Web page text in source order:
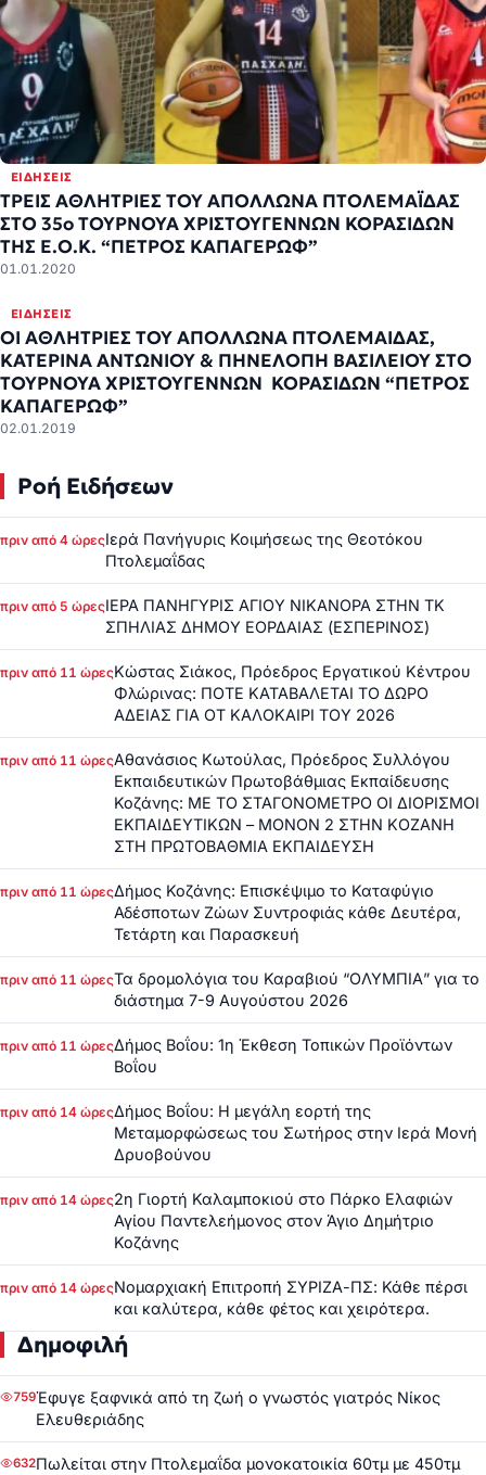
ΕΙΔΉΣΕΙΣ
ΤΡΕΙΣ ΑΘΛΗΤΡΙΕΣ ΤΟΥ ΑΠΟΛΛΩΝΑ ΠΤΟΛΕΜΑΪΔΑΣ
ΣΤΟ 35ο ΤΟΥΡΝΟΥΑ ΧΡΙΣΤΟΥΓΕΝΝΩΝ ΚΟΡΑΣΙΔΩΝ
ΤΗΣ Ε.Ο.Κ. “ΠΕΤΡΟΣ ΚΑΠΑΓΕΡΩΦ”
01.01.2020
ΕΙΔΉΣΕΙΣ
ΟΙ ΑΘΛΗΤΡΙΕΣ ΤΟΥ ΑΠΟΛΛΩΝΑ ΠΤΟΛΕΜΑΙΔΑΣ,
ΚΑΤΕΡΙΝΑ ΑΝΤΩΝΙΟΥ & ΠΗΝΕΛΟΠΗ ΒΑΣΙΛΕΙΟΥ ΣΤΟ
ΤΟΥΡΝΟΥΑ ΧΡΙΣΤΟΥΓΕΝΝΩΝ ΚΟΡΑΣΙΔΩΝ “ΠΕΤΡΟΣ
ΚΑΠΑΓΕΡΩΦ”
02.01.2019
Ροή Ειδήσεων
πριν από 4 ώρεςΙερά Πανήγυρις Κοιμήσεως της Θεοτόκου
Πτολεμαΐδας
πριν από 5 ώρεςΙΕΡΑ ΠΑΝΗΓΥΡΙΣ ΑΓΙΟΥ ΝΙΚΑΝΟΡΑ ΣΤΗΝ ΤΚ
ΣΠΗΛΙΑΣ ΔΗΜΟΥ ΕΟΡΔΑΙΑΣ (ΕΣΠΕΡΙΝΟΣ)
πριν από 11 ώρεςΚώστας Σιάκος, Πρόεδρος Εργατικού Κέντρου
Φλώρινας: ΠΟΤΕ ΚΑΤΑΒΑΛΕΤΑΙ ΤΟ ΔΩΡΟ
ΑΔΕΙΑΣ ΓΙΑ ΟΤ ΚΑΛΟΚΑΙΡΙ ΤΟΥ 2026
πριν από 11 ώρεςΑθανάσιος Κωτούλας, Πρόεδρος Συλλόγου
Εκπαιδευτικών Πρωτοβάθμιας Εκπαίδευσης
Κοζάνης: ΜΕ ΤΟ ΣΤΑΓΟΝΟΜΕΤΡΟ ΟΙ ΔΙΟΡΙΣΜΟΙ
ΕΚΠΑΙΔΕΥΤΙΚΩΝ – ΜΟΝΟΝ 2 ΣΤΗΝ ΚΟΖΑΝΗ
ΣΤΗ ΠΡΩΤΟΒΑΘΜΙΑ ΕΚΠΑΙΔΕΥΣΗ
πριν από 11 ώρεςΔήμος Κοζάνης: Επισκέψιμο το Καταφύγιο
Αδέσποτων Ζώων Συντροφιάς κάθε Δευτέρα,
Τετάρτη και Παρασκευή
πριν από 11 ώρεςΤα δρομολόγια του Καραβιού “ΟΛΥΜΠΙΑ” για το
διάστημα 7-9 Αυγούστου 2026
πριν από 11 ώρεςΔήμος Βοΐου: 1η Έκθεση Τοπικών Προϊόντων
Βοΐου
πριν από 14 ώρεςΔήμος Βοΐου: Η μεγάλη εορτή της
Μεταμορφώσεως του Σωτήρος στην Ιερά Μονή
Δρυοβούνου
πριν από 14 ώρες2η Γιορτή Καλαμποκιού στο Πάρκο Ελαφιών
Αγίου Παντελεήμονος στον Άγιο Δημήτριο
Κοζάνης
πριν από 14 ώρεςΝομαρχιακή Επιτροπή ΣΥΡΙΖΑ-ΠΣ: Κάθε πέρσι
και καλύτερα, κάθε φέτος και χειρότερα.
Δημοφιλή
759Έφυγε ξαφνικά από τη ζωή ο γνωστός γιατρός Νίκος
Ελευθεριάδης
632Πωλείται στην Πτολεμαΐδα μονοκατοικία 60τμ με 450τμ